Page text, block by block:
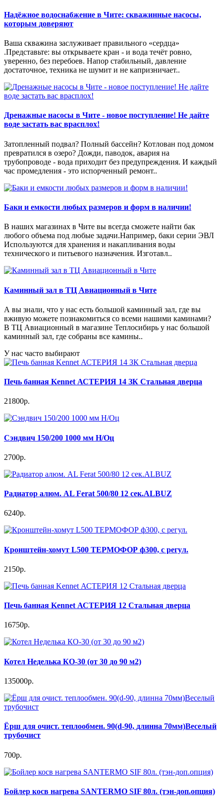
Надёжное водоснабжение в Чите: скважинные насосы,
которым доверяют
Ваша скважина заслуживает правильного «сердца»
.Представьте: вы открываете кран - и вода течёт ровно,
уверенно, без перебоев. Напор стабильный, давление
достаточное, техника не шумит и не капризничает..
Дренажные насосы в Чите - новое поступление! Не дайте
воде застать вас врасплох!
Затопленный подвал? Полный бассейн? Котлован под домом
превратился в озеро? Дожди, паводок, авария на
трубопроводе - вода приходит без предупреждения. И каждый
час промедления - это испорченный ремонт..
Баки и емкости любых размеров и форм в наличии!
В наших магазинах в Чите вы всегда сможете найти бак
любого объема под любые задачи.Например, баки серии ЭВЛ
Используются для хранения и накапливания воды
технического и питьевого назначения. Изготавл..
Каминный зал в ТЦ Авиационный в Чите
А вы знали, что у нас есть большой каминный зал, где вы
вживую можете познакомиться со всеми нашими каминами?
В ТЦ Авиационный в магазине Теплосибирь у нас большой
каминный зал, где собраны все камины..
У нас часто выбирают
Печь банная Kennet АСТЕРИЯ 14 ЗК Стальная дверца
21800р.
Сэндвич 150/200 1000 мм Н/Оц
2700р.
Радиатор алюм. AL Ferat 500/80 12 сек.ALBUZ
6240р.
Кронштейн-хомут L500 ТЕРМОФОР ф300, с регул.
2150р.
Печь банная Kennet АСТЕРИЯ 12 Стальная дверца
16750р.
Котел Неделька КО-30 (от 30 до 90 м2)
135000р.
Ёрш для очист. теплообмен. 90(d-90, длинна 70мм)Веселый
трубочист
700р.
Бойлер косв нагрева SANTERMO SIF 80л. (тэн-доп.опция)